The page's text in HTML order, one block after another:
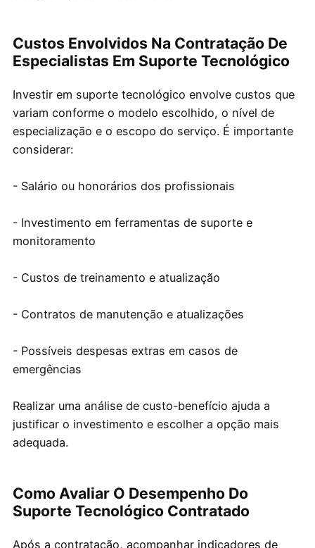
Custos Envolvidos Na Contratação De
Especialistas Em Suporte Tecnológico
Investir em suporte tecnológico envolve custos que
variam conforme o modelo escolhido, o nível de
especialização e o escopo do serviço. É importante
considerar:
- Salário ou honorários dos profissionais
- Investimento em ferramentas de suporte e
monitoramento
- Custos de treinamento e atualização
- Contratos de manutenção e atualizações
- Possíveis despesas extras em casos de
emergências
Realizar uma análise de custo-benefício ajuda a
justificar o investimento e escolher a opção mais
adequada.
Como Avaliar O Desempenho Do
Suporte Tecnológico Contratado
Após a contratação, acompanhar indicadores de